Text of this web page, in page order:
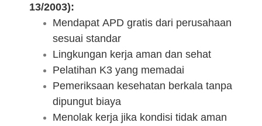
13/2003):
Mendapat APD gratis dari perusahaan
sesuai standar
Lingkungan kerja aman dan sehat
Pelatihan K3 yang memadai
Pemeriksaan kesehatan berkala tanpa
dipungut biaya
Menolak kerja jika kondisi tidak aman